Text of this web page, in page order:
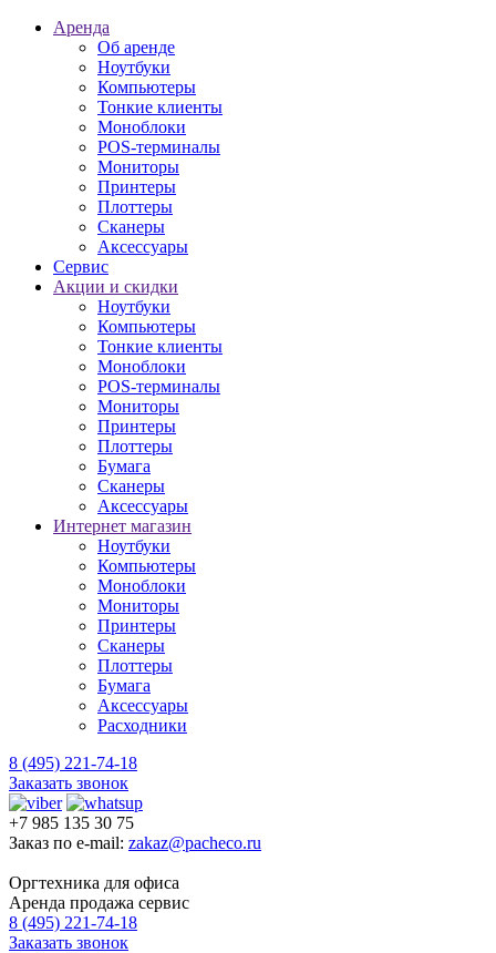
Аренда
Об аренде
Ноутбуки
Компьютеры
Тонкие клиенты
Моноблоки
POS-терминалы
Мониторы
Принтеры
Плоттеры
Сканеры
Аксессуары
Сервис
Акции и скидки
Ноутбуки
Компьютеры
Тонкие клиенты
Моноблоки
POS-терминалы
Мониторы
Принтеры
Плоттеры
Бумага
Сканеры
Аксессуары
Интернет магазин
Ноутбуки
Компьютеры
Моноблоки
Мониторы
Принтеры
Сканеры
Плоттеры
Бумага
Аксессуары
Расходники
8 (495) 221-74-18
Заказать звонок
+7 985 135 30 75
Заказ по e-mail: zakaz@pacheco.ru
Оргтехника для офиса
Аренда продажа сервис
8 (495) 221-74-18
Заказать звонок